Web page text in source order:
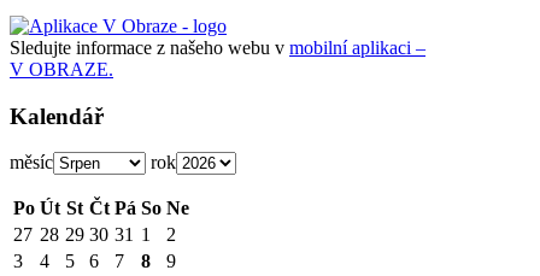
Sledujte informace z našeho webu v mobilní aplikaci –
V OBRAZE.
Kalendář
měsíc rok
Po Út St Čt Pá So Ne
27 28 29 30 31 1
2
3
4 5 6 7 8
9